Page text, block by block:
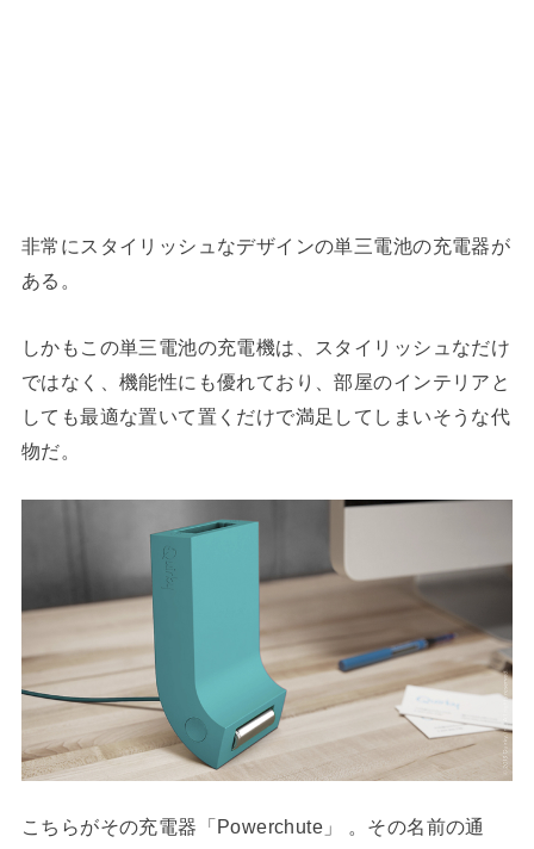
非常にスタイリッシュなデザインの単三電池の充電器が
ある。
しかもこの単三電池の充電機は、スタイリッシュなだけ
ではなく、機能性にも優れており、部屋のインテリアと
しても最適な置いて置くだけで満足してしまいそうな代
物だ。
こちらがその充電器「Powerchute」 。その名前の通